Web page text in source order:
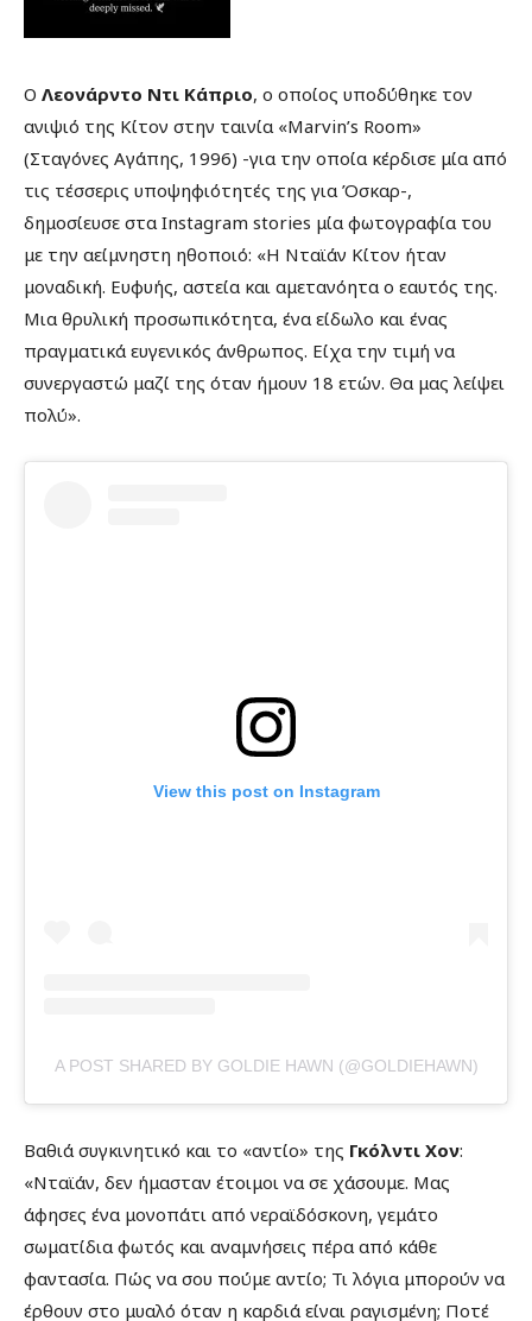
Ο Λεονάρντο Ντι Κάπριο, ο οποίος υποδύθηκε τον
ανιψιό της Κίτον στην ταινία «Marvin’s Room»
(Σταγόνες Αγάπης, 1996) -για την οποία κέρδισε μία από
τις τέσσερις υποψηφιότητές της για Όσκαρ-,
δημοσίευσε στα Instagram stories μία φωτογραφία του
με την αείμνηστη ηθοποιό: «Η Νταϊάν Κίτον ήταν
μοναδική. Ευφυής, αστεία και αμετανόητα ο εαυτός της.
Μια θρυλική προσωπικότητα, ένα είδωλο και ένας
πραγματικά ευγενικός άνθρωπος. Είχα την τιμή να
συνεργαστώ μαζί της όταν ήμουν 18 ετών. Θα μας λείψει
πολύ».
View this post on Instagram
A POST SHARED BY GOLDIE HAWN (@GOLDIEHAWN)
Βαθιά συγκινητικό και το «αντίο» της Γκόλντι Χον:
«Νταϊάν, δεν ήμασταν έτοιμοι να σε χάσουμε. Μας
άφησες ένα μονοπάτι από νεραϊδόσκονη, γεμάτο
σωματίδια φωτός και αναμνήσεις πέρα από κάθε
φαντασία. Πώς να σου πούμε αντίο; Τι λόγια μπορούν να
έρθουν στο μυαλό όταν η καρδιά είναι ραγισμένη; Ποτέ